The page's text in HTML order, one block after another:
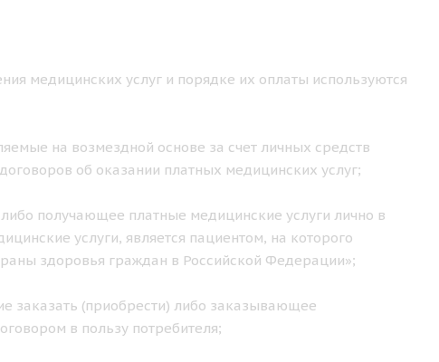
медицинских услуг и порядке их оплаты используются
на возмездной основе за счет личных средств
об оказании платных медицинских услуг;
получающее платные медицинские услуги лично в
услуги, является пациентом, на которого
здоровья граждан в Российской Федерации»;
заказать (приобрести) либо заказывающее
в пользу потребителя;